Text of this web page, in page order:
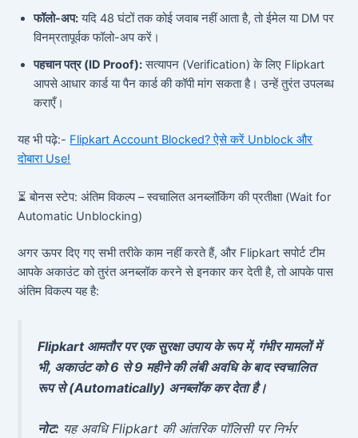
फॉलो-अप:यदि 48 घंटों तक कोई जवाब नहीं आता है, तो ईमेल या DM पर
विनम्रतापूर्वक फॉलो-अप करें।
पहचान पत्र (ID Proof):सत्यापन (Verification) के लिए Flipkart
आपसे आधार कार्ड या पैन कार्ड की कॉपी मांग सकता है। उन्हें तुरंत उपलब्ध
कराएँ।
यह भी पढ़े:- Flipkart Account Blocked? ऐसे करें Unblock और
दोबारा Use!
⏳ बोनस स्टेप: अंतिम विकल्प – स्वचालित अनब्लॉकिंग की प्रतीक्षा (Wait for
Automatic Unblocking)
अगर ऊपर दिए गए सभी तरीके काम नहीं करते हैं, और Flipkart सपोर्ट टीम
आपके अकाउंट को तुरंत अनब्लॉक करने से इनकार कर देती है, तो आपके पास
अंतिम विकल्प यह है:
Flipkart आमतौर पर एक सुरक्षा उपाय के रूप में, गंभीर मामलों में
भी, अकाउंट को 6 से 9 महीने की लंबी अवधि के बाद स्वचालित
रूप से (Automatically) अनब्लॉक कर देता है।
नोट: यह अवधि Flipkart की आंतरिक पॉलिसी पर निर्भर